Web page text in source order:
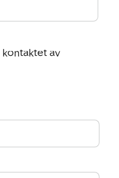
kontaktet av